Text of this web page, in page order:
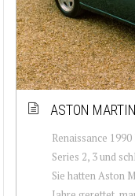
ASTON
Renaissance
Series 2, 3 und
Sie hatten Aston